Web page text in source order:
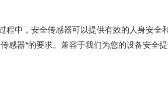
程中，安全传感器可以提供有效的人身安全
感器*的要求。兼容于我们为您的设备安全